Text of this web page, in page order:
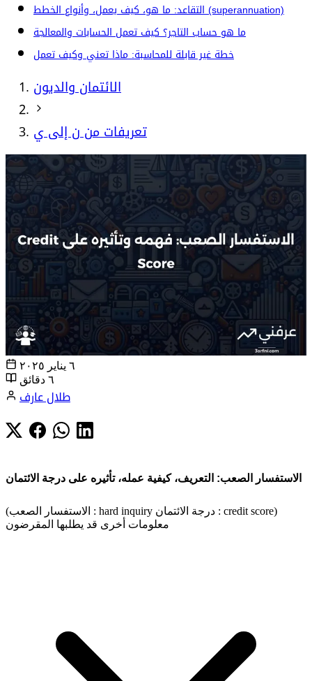
التقاعد: ما هو، كيف يعمل، وأنواع الخطط (superannuation)
ما هو حساب التاجر؟ كيف تعمل الحسابات والمعالجة
خطة غير قابلة للمحاسبة: ماذا تعني وكيف تعمل
الائتمان والديون
تعريفات من ن إلى ي
٦ يناير ٢٠٢٥
٦ دقائق
طلال عارف
الاستفسار الصعب: التعريف، كيفية عمله، تأثيره على درجة الائتمان
(الاستفسار الصعب : hard inquiry درجة الائتمان : credit score)
معلومات أخرى قد يطلبها المقرضون